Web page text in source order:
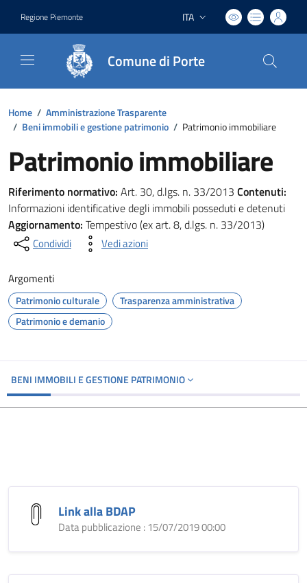
Regione Piemonte Lingua attiva:
ITA
Comune di Porte
Home / Amministrazione Trasparente
/ Beni immobili e gestione patrimonio / Patrimonio immobiliare
Patrimonio immobiliare
Riferimento normativo: Art. 30, d.lgs. n. 33/2013 Contenuti:
Informazioni identificative degli immobili posseduti e detenuti
Aggiornamento: Tempestivo (ex art. 8, d.lgs. n. 33/2013)
Condividi Vedi azioni
Argomenti
Patrimonio culturale
Trasparenza amministrativa
Patrimonio e demanio
BENI IMMOBILI E GESTIONE PATRIMONIO
Link alla BDAP
Data pubblicazione : 15/07/2019 00:00